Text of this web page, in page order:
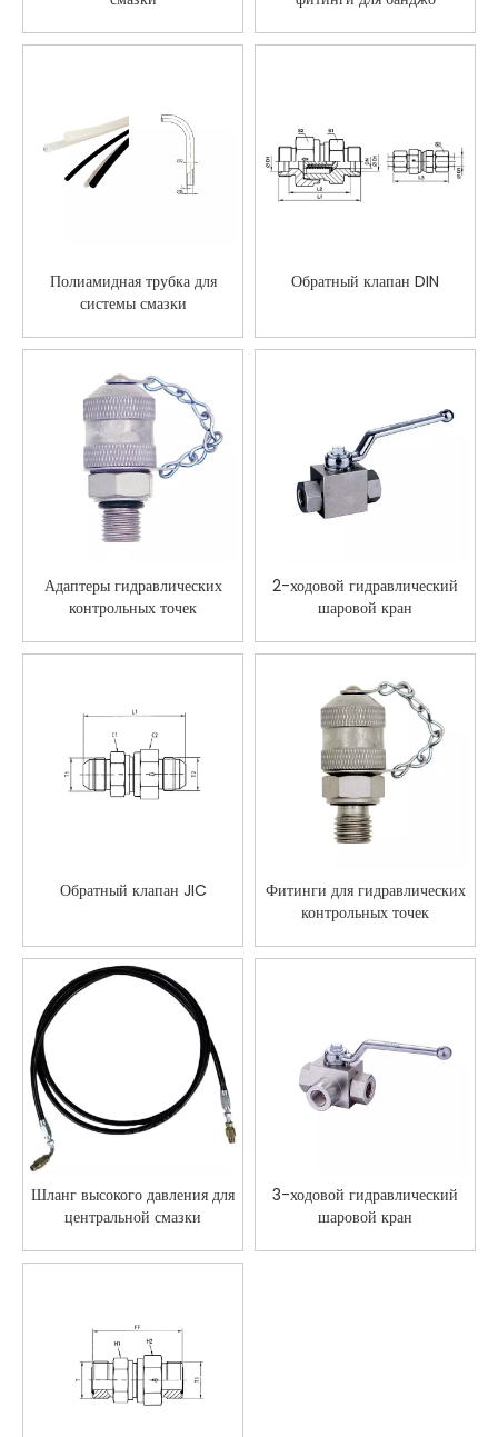
Полиамидная трубка для
системы смазки
Обратный клапан DIN
Адаптеры гидравлических
контрольных точек
2-ходовой гидравлический
шаровой кран
Обратный клапан JIC
Фитинги для гидравлических
контрольных точек
Шланг высокого давления для
центральной смазки
3-ходовой гидравлический
шаровой кран